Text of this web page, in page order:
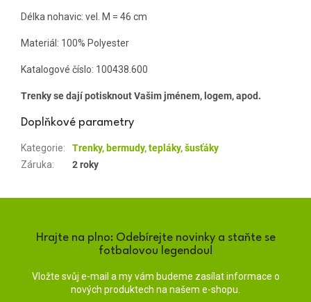
Délka nohavic: vel. M = 46 cm
Materiál: 100% Polyester
Katalogové číslo: 100438.600
Trenky se dají potisknout Vašim jménem, logem, apod.
Doplňkové parametry
Kategorie:
Trenky, bermudy, tepláky, šusťáky
Záruka: 2 roky
Hrajte na plno: Odebírejte novinky a staňte se
fotbalovou legendou!
Vložte svůj e-mail a my vám budeme zasílat informace o
nových produktech na našem e-shopu.